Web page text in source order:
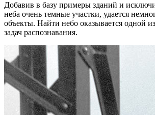
Добавив в базу примеры зданий и
неба очень темные участки, удается
объекты. Найти небо оказывается одной
задач распознавания.